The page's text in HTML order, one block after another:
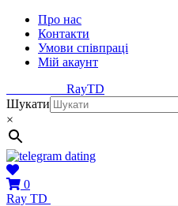
Про нас
Контакти
Умови співпраці
Мій акаунт
RayTD
Шукати
×
0
Ray TD